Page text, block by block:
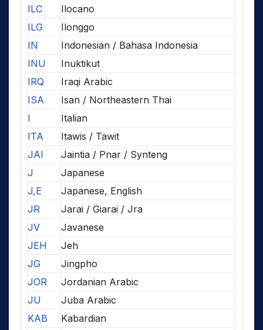
ILC
Ilocano
ILG
Ilonggo
IN
Indonesian / Bahasa Indonesia
INU
Inuktikut
IRQ
Iraqi Arabic
ISA
Isan / Northeastern Thai
I
Italian
ITA
Itawis / Tawit
JAI
Jaintia / Pnar / Synteng
J
Japanese
J,E
Japanese, English
JR
Jarai / Giarai / Jra
JV
Javanese
JEH
Jeh
JG
Jingpho
JOR
Jordanian Arabic
JU
Juba Arabic
KAB
Kabardian